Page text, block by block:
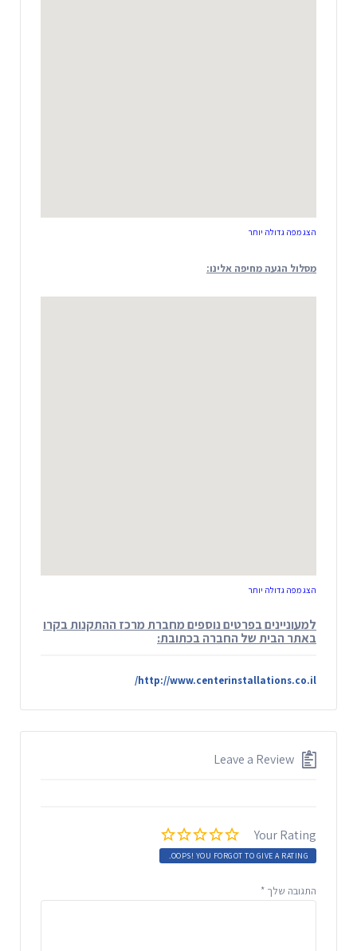
הצג מפה גדולה יותר
מסלול הגעה מחיפה אלינו:
הצג מפה גדולה יותר
למעוניינים בפרטים נוספים מחברת מרכז ההתקנות בקרו
באתר הבית של החברה בכתובת:
http://www.centerinstallations.co.il/
Leave a Review
Your Rating
OOPS! YOU FORGOT TO GIVE A RATING.
התגובה שלך *